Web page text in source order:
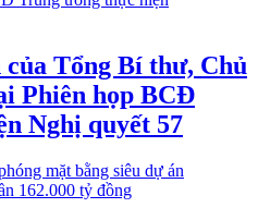
Tổng Bí thư, Chủ
Phiên họp BCĐ
Nghị quyết 57